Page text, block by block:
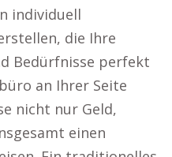
individuell
die Ihre
Bedürfnisse perfekt
an Ihrer Seite
nicht nur Geld,
einen